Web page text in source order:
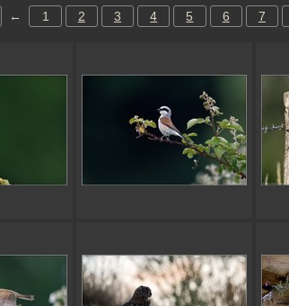
← 1 2 3 4 5 6 7